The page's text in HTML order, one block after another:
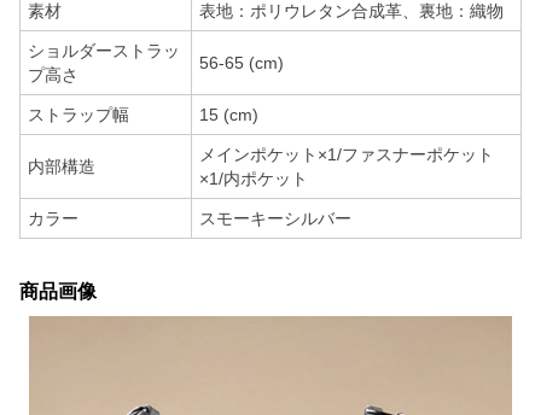
素材 表地：ポリウレタン合成革、裏地：織物
ショルダーストラッ
プ高さ
56-65 (cm)
ストラップ幅 15 (cm)
内部構造
メインポケット×1/ファスナーポケット
×1/内ポケット
カラー スモーキーシルバー
商品画像